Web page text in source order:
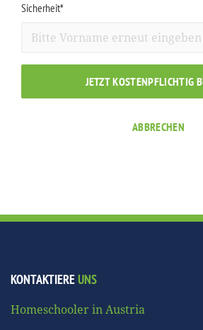
Sicherheit*
JETZT KOSTENPFLICHTIG
ABBRECHEN
KONTAKTIEREUNS
Homeschooler in Austria